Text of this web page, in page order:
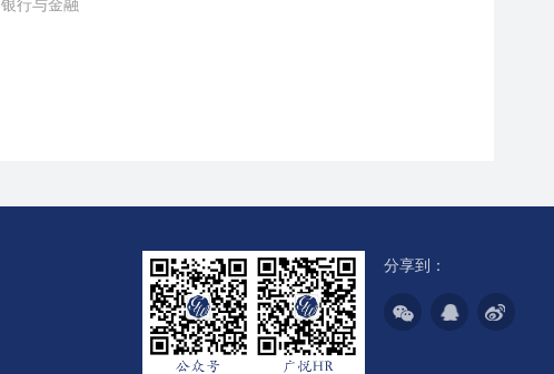
银行与金融
分享到：